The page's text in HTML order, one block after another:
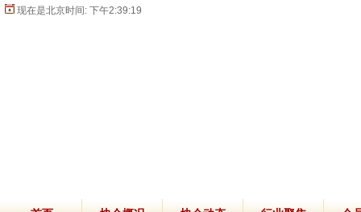
现在是北京时间: 下午2:39:20